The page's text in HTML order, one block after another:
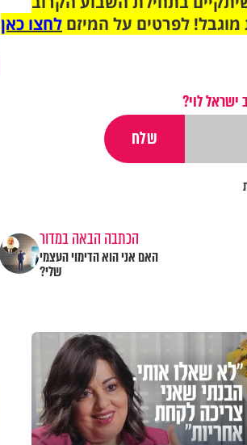
לפרטים על המיזם לחצו כאן
לוי?
הכתבה הבאה במדור
האם אני הוא הדימוי העצמי
שלי?